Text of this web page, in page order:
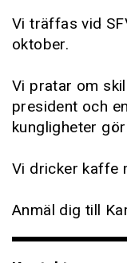
Vi träffas vid
oktober.
Vi pratar om
president och
kungligheter
Vi dricker kaffe
Anmäl dig till